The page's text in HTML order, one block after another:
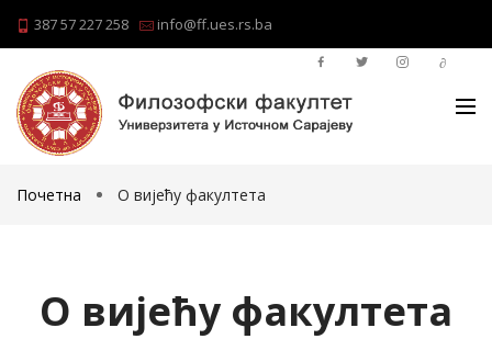
387 57 227 258 info@ff.ues.rs.ba
Почетна О вијећу факултета
О вијећу факултета